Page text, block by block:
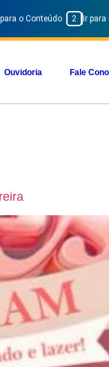
para o Conteúdo 2 Ir
Ouvidoria Fale